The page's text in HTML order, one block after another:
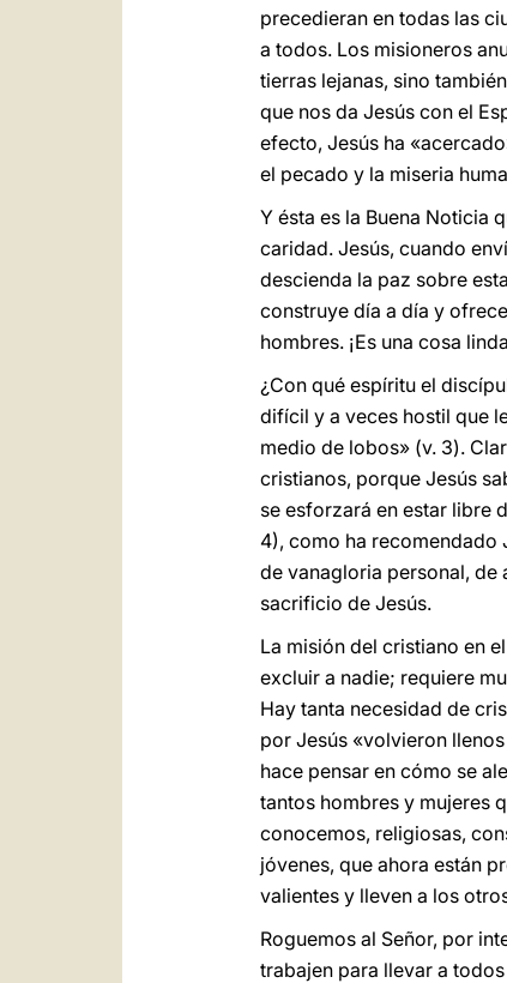
precedieran en todas las
a todos. Los misioneros
tierras lejanas, sino
que nos da Jesús con el
efecto, Jesús ha
el pecado y la miseria
Y ésta es la Buena Noticia
caridad. Jesús, cuando
descienda la paz sobre
construye día a día y
hombres. ¡Es una cosa
¿Con qué espíritu el
difícil y a veces hostil que
medio de lobos» (v. 3).
cristianos, porque Jesús
se esforzará en estar libre
4), como ha recomendado
de vanagloria personal, de
sacrificio de Jesús.
La misión del cristiano en
excluir a nadie; requiere
Hay tanta necesidad de
por Jesús «volvieron
hace pensar en cómo se
tantos hombres y mujeres
conocemos, religiosas,
jóvenes, que ahora están
valientes y lleven a los
Roguemos al Señor, por
trabajen para llevar a